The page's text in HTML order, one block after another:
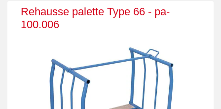
BENNE BASCULANTE
ROULEUR ET PLATEAU ROULANT
TRANSPALETTE ET PALETTAGE
GERBEUR ET CRIC INDUSTRIEL
Rehausse palette Type 66 - pa-
100.006